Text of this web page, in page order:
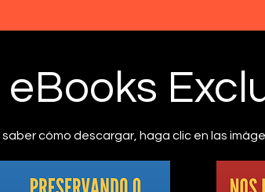
eBooks
saber cómo descargar, haga clic en las